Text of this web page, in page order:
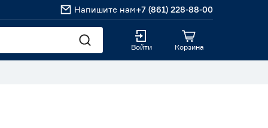
Напишите нам+7 (861) 228-88-00
Войти Корзина